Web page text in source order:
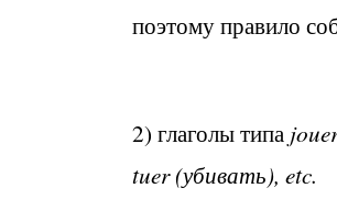
поэтому правило
2) глаголы типа
tuer (убивать), etc.